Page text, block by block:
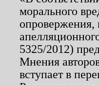
морального
опровержения,
5325/2012)
Мнения
вступает в